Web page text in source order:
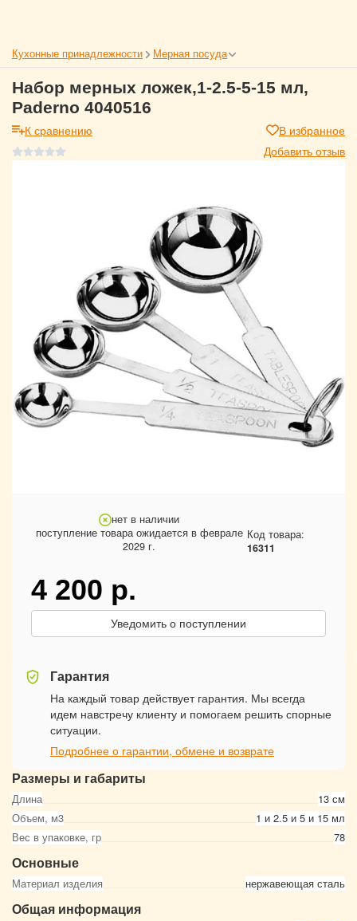
Кухонные принадлежности Мерная посуда
Набор мерных ложек,1-2.5-5-15 мл,
Paderno 4040516
К сравнению
В избранное
Добавить отзыв
Размеры и габариты
Длина
13 см
Объем, м3
1 и 2.5 и 5 и 15 мл
Вес в упаковке, гр
78
Основные
Материал изделия нержавеющая сталь
Общая информация
нет в наличии
поступление товара ожидается в феврале
2029 г.
Код товара:
16311
4 200 р.
Уведомить о поступлении
Гарантия
На каждый товар действует гарантия. Мы всегда
идем навстречу клиенту и помогаем решить спорные
ситуации.
Подробнее о гарантии, обмене и возврате